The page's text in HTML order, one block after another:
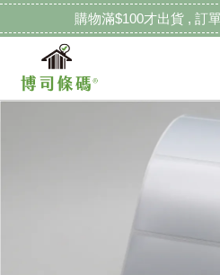
購物滿$100才出貨 , 訂